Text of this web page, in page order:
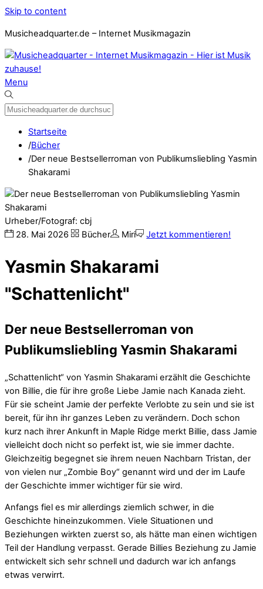
Skip to content
Musicheadquarter.de – Internet Musikmagazin
Menu
Startseite
/Bücher
/Der neue Bestsellerroman von Publikumsliebling Yasmin
Shakarami
Urheber/Fotograf: cbj
28. Mai 2026 Bücher Miri Jetzt kommentieren!
Yasmin Shakarami
"Schattenlicht"
Der neue Bestsellerroman von
Publikumsliebling Yasmin Shakarami
„Schattenlicht“ von Yasmin Shakarami erzählt die Geschichte
von Billie, die für ihre große Liebe Jamie nach Kanada zieht.
Für sie scheint Jamie der perfekte Verlobte zu sein und sie ist
bereit, für ihn ihr ganzes Leben zu verändern. Doch schon
kurz nach ihrer Ankunft in Maple Ridge merkt Billie, dass Jamie
vielleicht doch nicht so perfekt ist, wie sie immer dachte.
Gleichzeitig begegnet sie ihrem neuen Nachbarn Tristan, der
von vielen nur „Zombie Boy“ genannt wird und der im Laufe
der Geschichte immer wichtiger für sie wird.
Anfangs fiel es mir allerdings ziemlich schwer, in die
Geschichte hineinzukommen. Viele Situationen und
Beziehungen wirkten zuerst so, als hätte man einen wichtigen
Teil der Handlung verpasst. Gerade Billies Beziehung zu Jamie
entwickelt sich sehr schnell und dadurch war ich anfangs
etwas verwirrt.